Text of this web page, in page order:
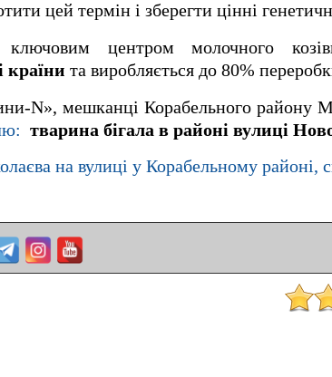
цей термін і зберегти цінні
ключовим центром молочного
країни та виробляється до 80%
N», мешканці Корабельного району
тварина бігала в районі вулиці
на вулиці у Корабельному районі,